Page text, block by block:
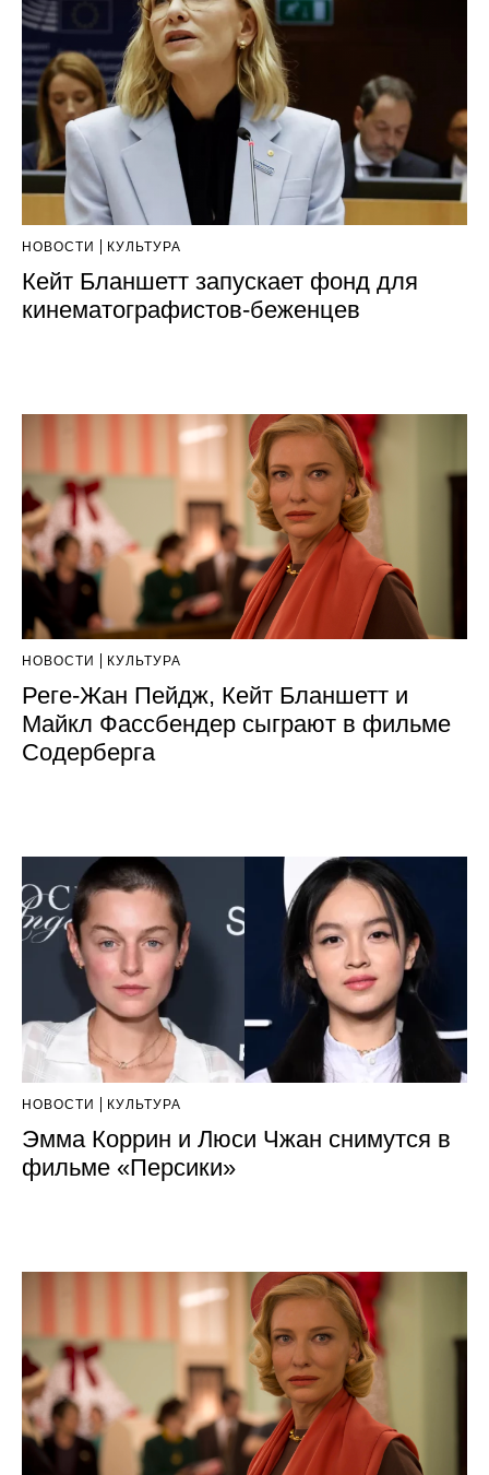
НОВОСТИ КУЛЬТУРА
Кейт Бланшетт запускает фонд для
кинематографистов-беженцев
НОВОСТИ КУЛЬТУРА
Реге-Жан Пейдж, Кейт Бланшетт и
Майкл Фассбендер сыграют в фильме
Содерберга
НОВОСТИ КУЛЬТУРА
Эмма Коррин и Люси Чжан снимутся в
фильме «Персики»